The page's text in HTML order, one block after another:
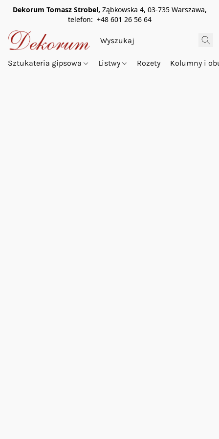
Dekorum Tomasz Strobel, Ząbkowska 4, 03-735 Warszawa,
telefon: +48 601 26 56 64
Sztukateria gipsowa Listwy Rozety Kolumny i